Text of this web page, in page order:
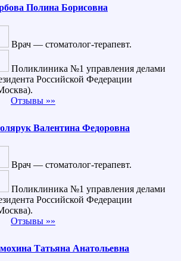
Полина Борисовна
Врач — стоматолог-терапевт.
Поликлиника №1 управления делами
Российской Федерации
Отзывы »»
Валентина Федоровна
Врач — стоматолог-терапевт.
Поликлиника №1 управления делами
Российской Федерации
Отзывы »»
Татьяна Анатольевна